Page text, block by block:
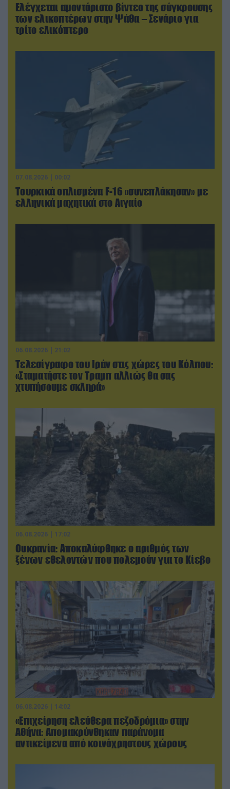
Ελέγχεται αμοντάριστο βίντεο της σύγκρουσης
των ελικοπτέρων στην Ψάθα – Σενάριο για
τρίτο ελικόπτερο
07.08.2026 | 00:02
Τουρκικά οπλισμένα F-16 «συνεπλάκησαν» με
ελληνικά μαχητικά στο Αιγαίο
06.08.2026 | 21:02
Τελεσίγραφο του Ιράν στις χώρες του Κόλπου:
«Σταματήστε τον Τραμπ αλλιώς θα σας
χτυπήσουμε σκληρά»
06.08.2026 | 17:02
Ουκρανία: Αποκαλύφθηκε ο αριθμός των
ξένων εθελοντών που πολεμούν για το Κίεβο
06.08.2026 | 14:02
«Επιχείρηση ελεύθερα πεζοδρόμια» στην
Αθήνα: Απομακρύνθηκαν παράνομα
αντικείμενα από κοινόχρηστους χώρους